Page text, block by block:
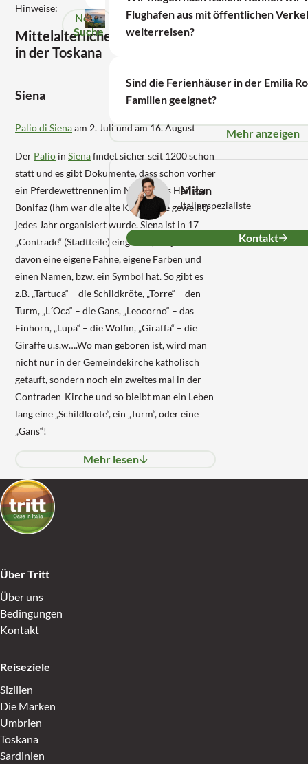
Hinweise:
Mittelalterliche Veranstaltungen
in der Toskana
Siena
Palio di Sienaam 2. Juli und am 16. August
Der Palio in Sienafindet sicher seit 1200 schon
statt und es gibt Dokumente, dass schon vorher
ein Pferdewettrennen im Namen des Heiligen
Bonifaz (ihm war die alte Kathedrale geweiht)
jedes Jahr organisiert wurde. Siena ist in 17
„Contrade“ (Stadtteile) eingeteilt, wo jede
davon eine eigene Fahne, eigene Farben und
einen Namen, bzw. ein Symbol hat. So gibt es
z.B. „Tartuca“ – die Schildkröte, „Torre“ – den
Turm, „L´Oca“ – die Gans, „Leocorno“ – das
Einhorn, „Lupa“ – die Wölfin, „Giraffa“ – die
Giraffe u.s.w….Wo man geboren ist, wird man
nicht nur in der Gemeindekirche katholisch
getauft, sondern noch ein zweites mal in der
Contraden-Kirche und so bleibt man ein Leben
lang eine „Schildkröte“, ein „Turm“, oder eine
„Gans“!
Mehr lesen
Neue
Suche
Milan
Italienspezialiste
Kontakt
Flughafen aus mit öffentlichen
weiterreisen?
Sind die Ferienhäuser in der Emilia
Familien geeignet?
Mehr anzeigen
Über Tritt
Über uns
Bedingungen
Kontakt
Reiseziele
Sizilien
Die Marken
Umbrien
Toskana
Sardinien